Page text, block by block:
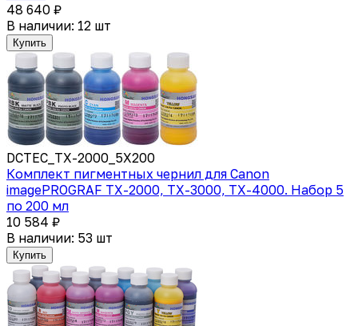
48 640 ₽
В наличии: 12 шт
Купить
DCTEC_TX-2000_5X200
Комплект пигментных чернил для Canon
imagePROGRAF TX-2000, TX-3000, TX-4000. Набор 5
по 200 мл
10 584 ₽
В наличии: 53 шт
Купить